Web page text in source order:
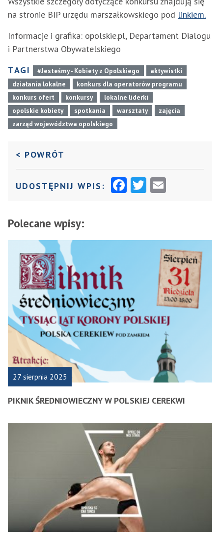
na stronie BIP urzędu marszałkowskiego pod linkiem.
Informacje i grafika: opolskie.pl, Departament Dialogu
i Partnerstwa Obywatelskiego
TAGI
#Jesteśmy - Kobiety z Opolskiego
aktywistki
działania lokalne
konkurs dla operatorów programu
konkurs ofert
konkursy
lokalne liderki
opolskie kobiety
spotkania warsztaty
zajęcia
zarząd województwa opolskiego
< POWRÓT
UDOSTĘPNIJ WPIS: F
K
T
Polecane wpisy:
27 sierpnia 2025
PIKNIK ŚREDNIOWIECZNY W POLSKIEJ CEREKWI